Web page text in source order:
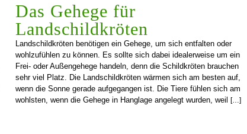
Das Gehege für
Landschildkröten
Landschildkröten benötigen ein Gehege, um sich entfalten oder
wohlzufühlen zu können. Es sollte sich dabei idealerweise um ein
Frei- oder Außengehege handeln, denn die Schildkröten brauchen
sehr viel Platz. Die Landschildkröten wärmen sich am besten auf,
wenn die Sonne gerade aufgegangen ist. Die Tiere fühlen sich am
wohlsten, wenn die Gehege in Hanglage angelegt wurden, weil […]